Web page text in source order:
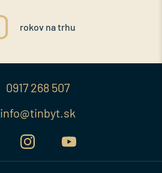
rokov na trhu
0917 268 507
info@tinbyt.sk